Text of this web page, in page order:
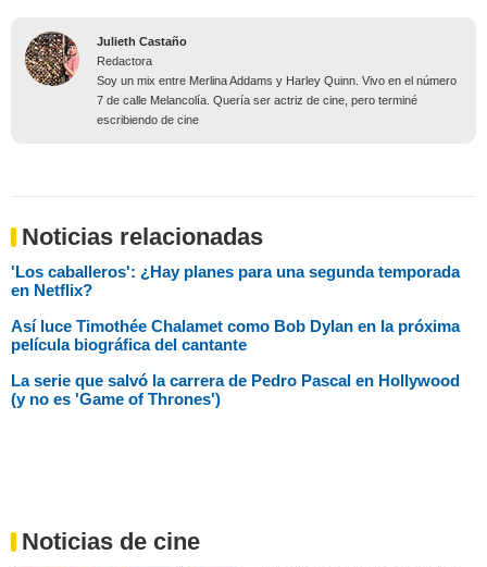
Julieth Castaño
Redactora
Soy un mix entre Merlina Addams y Harley Quinn. Vivo en el número
7 de calle Melancolía. Quería ser actriz de cine, pero terminé
escribiendo de cine
Noticias relacionadas
'Los caballeros': ¿Hay planes para una segunda temporada
en Netflix?
Así luce Timothée Chalamet como Bob Dylan en la próxima
película biográfica del cantante
La serie que salvó la carrera de Pedro Pascal en Hollywood
(y no es 'Game of Thrones')
Noticias de cine